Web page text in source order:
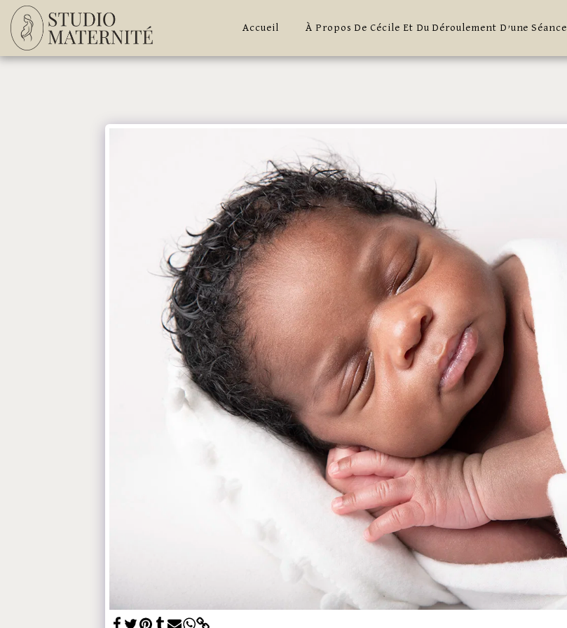
Accueil À Propos De Cécile Et Du Déroulement D’une Séance